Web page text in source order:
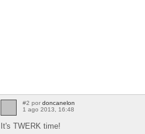
#2 por doncanelon
1 ago 2013, 16:48
It's TWERK time!